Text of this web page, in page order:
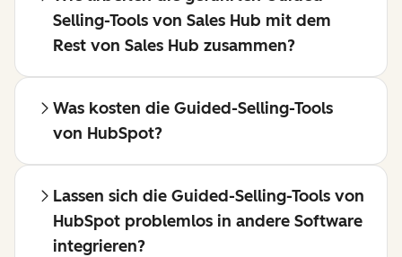
Selling-Tools von Sales Hub mit dem
Rest von Sales Hub zusammen?
Was kosten die Guided-Selling-Tools
von HubSpot?
Lassen sich die Guided-Selling-Tools von
HubSpot problemlos in andere Software
integrieren?